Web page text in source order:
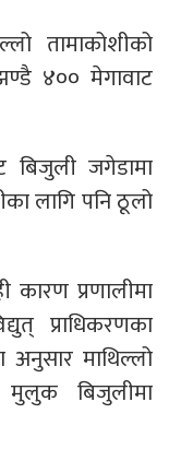
तामाकोशीको
४०० मेगावाट
बिजुली जगेडामा
लागि पनि ठूलो
कारण प्रणालीमा
प्राधिकरणका
अनुसार माथिल्लो
मुलुक बिजुलीमा